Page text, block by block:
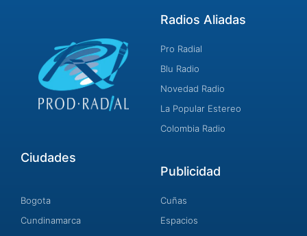
Radios Aliadas
Pro Radial
Blu Radio
Novedad Radio
La Popular Estereo
Colombia Radio
Ciudades
Bogota
Cundinamarca
Publicidad
Cuñas
Espacios